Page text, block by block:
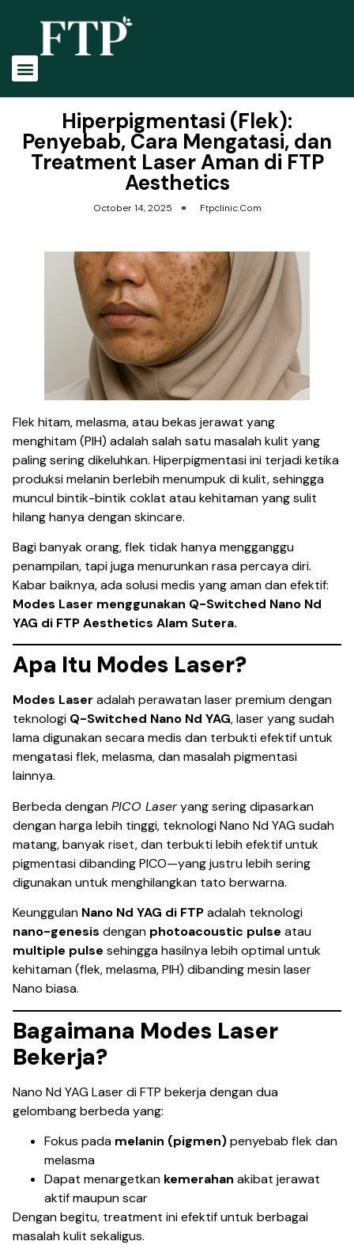
Hiperpigmentasi (Flek):
Penyebab, Cara Mengatasi, dan
Treatment Laser Aman di FTP
Aesthetics
October 14, 2025 Ftpclinic.com
Flek hitam, melasma, atau bekas jerawat yang
menghitam (PIH) adalah salah satu masalah kulit yang
paling sering dikeluhkan. Hiperpigmentasi ini terjadi ketika
produksi melanin berlebih menumpuk di kulit, sehingga
muncul bintik-bintik coklat atau kehitaman yang sulit
hilang hanya dengan skincare.
Bagi banyak orang, flek tidak hanya mengganggu
penampilan, tapi juga menurunkan rasa percaya diri.
Kabar baiknya, ada solusi medis yang aman dan efektif:
Modes Laser menggunakan Q-Switched Nano Nd
YAG di FTP Aesthetics Alam Sutera.
Apa Itu Modes Laser?
Modes Laser adalah perawatan laser premium dengan
teknologi Q-Switched Nano Nd YAG, laser yang sudah
lama digunakan secara medis dan terbukti efektif untuk
mengatasi flek, melasma, dan masalah pigmentasi
lainnya.
Berbeda denganPICO Laseryang sering dipasarkan
dengan harga lebih tinggi, teknologi Nano Nd YAG sudah
matang, banyak riset, dan terbukti lebih efektif untuk
pigmentasi dibanding PICO—yang justru lebih sering
digunakan untuk menghilangkan tato berwarna.
Keunggulan Nano Nd YAG di FTPadalah teknologi
nano-genesis dengan photoacoustic pulse atau
multiple pulse sehingga hasilnya lebih optimal untuk
kehitaman (flek, melasma, PIH) dibanding mesin laser
Nano biasa.
Bagaimana Modes Laser
Bekerja?
Nano Nd YAG Laser di FTP bekerja dengan dua
gelombang berbeda yang:
Fokus pada melanin (pigmen)penyebab flek dan
melasma
Dapat menargetkan kemerahan akibat jerawat
aktif maupun scar
Dengan begitu, treatment ini efektif untuk berbagai
masalah kulit sekaligus.